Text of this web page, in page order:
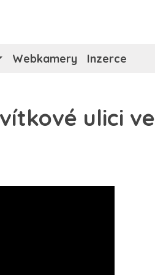
Webkamery Inzerce
ulici ve